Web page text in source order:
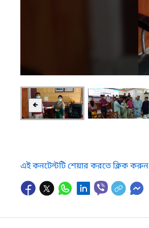
🡸
এই কনটেন্টটি শেয়ার করতে ক্লিক করুন